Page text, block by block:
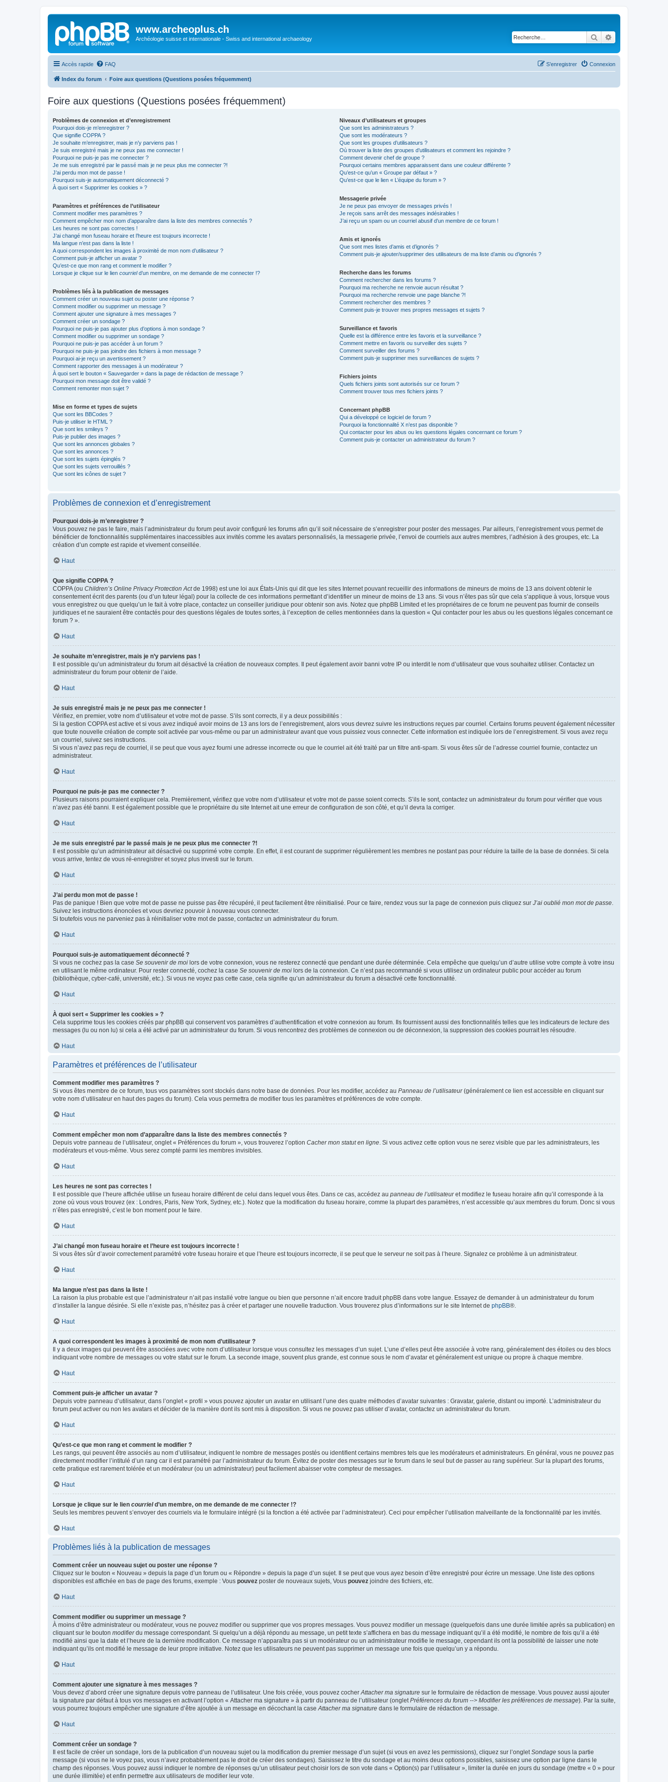
www.archeoplus.ch
Archéologie suisse et internationale - Swiss and international archaeology Rechercher
Accès rapide FAQ Connexion
S’enregistrer
Index du forum Foire aux questions (Questions posées fréquemment)
Foire aux questions (Questions posées fréquemment)
Problèmes de connexion et d’enregistrement
Pourquoi dois-je m’enregistrer ?
Que signifie COPPA ?
Je souhaite m’enregistrer, mais je n’y parviens pas !
Je suis enregistré mais je ne peux pas me connecter !
Pourquoi ne puis-je pas me connecter ?
Je me suis enregistré par le passé mais je ne peux plus me connecter ?!
J’ai perdu mon mot de passe !
Pourquoi suis-je automatiquement déconnecté ?
À quoi sert « Supprimer les cookies » ?
Paramètres et préférences de l’utilisateur
Comment modifier mes paramètres ?
Comment empêcher mon nom d’apparaître dans la liste des membres connectés ?
Les heures ne sont pas correctes !
J’ai changé mon fuseau horaire et l’heure est toujours incorrecte !
Ma langue n’est pas dans la liste !
A quoi correspondent les images à proximité de mon nom d’utilisateur ?
Comment puis-je afficher un avatar ?
Qu’est-ce que mon rang et comment le modifier ?
Lorsque je clique sur le lien courrield’un membre, on me demande de me connecter !?
Problèmes liés à la publication de messages
Comment créer un nouveau sujet ou poster une réponse ?
Comment modifier ou supprimer un message ?
Comment ajouter une signature à mes messages ?
Comment créer un sondage ?
Pourquoi ne puis-je pas ajouter plus d’options à mon sondage ?
Comment modifier ou supprimer un sondage ?
Pourquoi ne puis-je pas accéder à un forum ?
Pourquoi ne puis-je pas joindre des fichiers à mon message ?
Pourquoi ai-je reçu un avertissement ?
Comment rapporter des messages à un modérateur ?
À quoi sert le bouton « Sauvegarder » dans la page de rédaction de message ?
Pourquoi mon message doit être validé ?
Comment remonter mon sujet ?
Mise en forme et types de sujets
Que sont les BBCodes ?
Puis-je utiliser le HTML ?
Que sont les smileys ?
Puis-je publier des images ?
Que sont les annonces globales ?
Que sont les annonces ?
Que sont les sujets épinglés ?
Que sont les sujets verrouillés ?
Que sont les icônes de sujet ?
Niveaux d’utilisateurs et groupes
Que sont les administrateurs ?
Que sont les modérateurs ?
Que sont les groupes d’utilisateurs ?
Où trouver la liste des groupes d’utilisateurs et comment les rejoindre ?
Comment devenir chef de groupe ?
Pourquoi certains membres apparaissent dans une couleur différente ?
Qu’est-ce qu’un « Groupe par défaut » ?
Qu’est-ce que le lien « L’équipe du forum » ?
Messagerie privée
Je ne peux pas envoyer de messages privés !
Je reçois sans arrêt des messages indésirables !
J’ai reçu un spam ou un courriel abusif d’un membre de ce forum !
Amis et ignorés
Que sont mes listes d’amis et d’ignorés ?
Comment puis-je ajouter/supprimer des utilisateurs de ma liste d’amis ou d’ignorés ?
Recherche dans les forums
Comment rechercher dans les forums ?
Pourquoi ma recherche ne renvoie aucun résultat ?
Pourquoi ma recherche renvoie une page blanche ?!
Comment rechercher des membres ?
Comment puis-je trouver mes propres messages et sujets ?
Surveillance et favoris
Quelle est la différence entre les favoris et la surveillance ?
Comment mettre en favoris ou surveiller des sujets ?
Comment surveiller des forums ?
Comment puis-je supprimer mes surveillances de sujets ?
Fichiers joints
Quels fichiers joints sont autorisés sur ce forum ?
Comment trouver tous mes fichiers joints ?
Concernant phpBB
Qui a développé ce logiciel de forum ?
Pourquoi la fonctionnalité X n’est pas disponible ?
Qui contacter pour les abus ou les questions légales concernant ce forum ?
Comment puis-je contacter un administrateur du forum ?
Problèmes de connexion et d’enregistrement
Pourquoi dois-je m’enregistrer ?
Vous pouvez ne pas le faire, mais l’administrateur du forum peut avoir configuré les forums afin qu’il soit nécessaire de s’enregistrer pour poster des messages. Par ailleurs, l’enregistrement vous permet de
bénéficier de fonctionnalités supplémentaires inaccessibles aux invités comme les avatars personnalisés, la messagerie privée, l’envoi de courriels aux autres membres, l’adhésion à des groupes, etc. La
création d’un compte est rapide et vivement conseillée.
Haut
Que signifie COPPA ?
COPPA (ou Children’s Online Privacy Protection Actde 1998) est une loi aux États-Unis qui dit que les sites Internet pouvant recueillir des informations de mineurs de moins de 13 ans doivent obtenir le
consentement écrit des parents (ou d’un tuteur légal) pour la collecte de ces informations permettant d’identifier un mineur de moins de 13 ans. Si vous n’êtes pas sûr que cela s’applique à vous, lorsque vous
vous enregistrez ou que quelqu’un le fait à votre place, contactez un conseiller juridique pour obtenir son avis. Notez que phpBB Limited et les propriétaires de ce forum ne peuvent pas fournir de conseils
juridiques et ne sauraient être contactés pour des questions légales de toutes sortes, à l’exception de celles mentionnées dans la question « Qui contacter pour les abus ou les questions légales concernant ce
forum ? ».
Haut
Je souhaite m’enregistrer, mais je n’y parviens pas !
Il est possible qu’un administrateur du forum ait désactivé la création de nouveaux comptes. Il peut également avoir banni votre IP ou interdit le nom d’utilisateur que vous souhaitez utiliser. Contactez un
administrateur du forum pour obtenir de l’aide.
Haut
Je suis enregistré mais je ne peux pas me connecter !
Vérifiez, en premier, votre nom d’utilisateur et votre mot de passe. S’ils sont corrects, il y a deux possibilités :
Si la gestion COPPA est active et si vous avez indiqué avoir moins de 13 ans lors de l’enregistrement, alors vous devrez suivre les instructions reçues par courriel. Certains forums peuvent également nécessiter
que toute nouvelle création de compte soit activée par vous-même ou par un administrateur avant que vous puissiez vous connecter. Cette information est indiquée lors de l’enregistrement. Si vous avez reçu
un courriel, suivez ses instructions.
Si vous n’avez pas reçu de courriel, il se peut que vous ayez fourni une adresse incorrecte ou que le courriel ait été traité par un filtre anti-spam. Si vous êtes sûr de l’adresse courriel fournie, contactez un
administrateur.
Haut
Pourquoi ne puis-je pas me connecter ?
Plusieurs raisons pourraient expliquer cela. Premièrement, vérifiez que votre nom d’utilisateur et votre mot de passe soient corrects. S’ils le sont, contactez un administrateur du forum pour vérifier que vous
n’avez pas été banni. Il est également possible que le propriétaire du site Internet ait une erreur de configuration de son côté, et qu’il devra la corriger.
Haut
Je me suis enregistré par le passé mais je ne peux plus me connecter ?!
Il est possible qu’un administrateur ait désactivé ou supprimé votre compte. En effet, il est courant de supprimer régulièrement les membres ne postant pas pour réduire la taille de la base de données. Si cela
vous arrive, tentez de vous ré-enregistrer et soyez plus investi sur le forum.
Haut
J’ai perdu mon mot de passe !
Pas de panique ! Bien que votre mot de passe ne puisse pas être récupéré, il peut facilement être réinitialisé. Pour ce faire, rendez vous sur la page de connexion puis cliquez sur J’ai oublié mon mot de passe
Suivez les instructions énoncées et vous devriez pouvoir à nouveau vous connecter.
Si toutefois vous ne parveniez pas à réinitialiser votre mot de passe, contactez un administrateur du forum.
Haut
Pourquoi suis-je automatiquement déconnecté ?
Si vous ne cochez pas la case Se souvenir de moi lors de votre connexion, vous ne resterez connecté que pendant une durée déterminée. Cela empêche que quelqu’un d’autre utilise votre compte à votre insu
en utilisant le même ordinateur. Pour rester connecté, cochez la case Se souvenir de moi lors de la connexion. Ce n’est pas recommandé si vous utilisez un ordinateur public pour accéder au forum
(bibliothèque, cyber-café, université, etc.). Si vous ne voyez pas cette case, cela signifie qu’un administrateur du forum a désactivé cette fonctionnalité.
Haut
À quoi sert « Supprimer les cookies » ?
Cela supprime tous les cookies créés par phpBB qui conservent vos paramètres d’authentification et votre connexion au forum. Ils fournissent aussi des fonctionnalités telles que les indicateurs de lecture des
messages (lu ou non lu) si cela a été activé par un administrateur du forum. Si vous rencontrez des problèmes de connexion ou de déconnexion, la suppression des cookies pourrait les résoudre.
Haut
Paramètres et préférences de l’utilisateur
Comment modifier mes paramètres ?
Si vous êtes membre de ce forum, tous vos paramètres sont stockés dans notre base de données. Pour les modifier, accédez au Panneau de l’utilisateur(généralement ce lien est accessible en cliquant sur
votre nom d’utilisateur en haut des pages du forum). Cela vous permettra de modifier tous les paramètres et préférences de votre compte.
Haut
Comment empêcher mon nom d’apparaître dans la liste des membres connectés ?
Depuis votre panneau de l’utilisateur, onglet « Préférences du forum », vous trouverez l’option Cacher mon statut en ligne . Si vous activez cette option vous ne serez visible que par les administrateurs, les
modérateurs et vous-même. Vous serez compté parmi les membres invisibles.
Haut
Les heures ne sont pas correctes !
Il est possible que l’heure affichée utilise un fuseau horaire différent de celui dans lequel vous êtes. Dans ce cas, accédez au panneau de l’utilisateuret modifiez le fuseau horaire afin qu’il corresponde à la
zone où vous vous trouvez (ex : Londres, Paris, New York, Sydney, etc.). Notez que la modification du fuseau horaire, comme la plupart des paramètres, n’est accessible qu’aux membres du forum. Donc si vous
n’êtes pas enregistré, c’est le bon moment pour le faire.
Haut
J’ai changé mon fuseau horaire et l’heure est toujours incorrecte !
Si vous êtes sûr d’avoir correctement paramétré votre fuseau horaire et que l’heure est toujours incorrecte, il se peut que le serveur ne soit pas à l’heure. Signalez ce problème à un administrateur.
Haut
Ma langue n’est pas dans la liste !
La raison la plus probable est que l’administrateur n’ait pas installé votre langue ou bien que personne n’ait encore traduit phpBB dans votre langue. Essayez de demander à un administrateur du forum
d’installer la langue désirée. Si elle n’existe pas, n’hésitez pas à créer et partager une nouvelle traduction. Vous trouverez plus d’informations sur le site Internet de phpBB®.
Haut
A quoi correspondent les images à proximité de mon nom d’utilisateur ?
Il y a deux images qui peuvent être associées avec votre nom d’utilisateur lorsque vous consultez les messages d’un sujet. L’une d’elles peut être associée à votre rang, généralement des étoiles ou des blocs
indiquant votre nombre de messages ou votre statut sur le forum. La seconde image, souvent plus grande, est connue sous le nom d’avatar et généralement est unique ou propre à chaque membre.
Haut
Comment puis-je afficher un avatar ?
Depuis votre panneau d’utilisateur, dans l’onglet « profil » vous pouvez ajouter un avatar en utilisant l’une des quatre méthodes d’avatar suivantes : Gravatar, galerie, distant ou importé. L’administrateur du
forum peut activer ou non les avatars et décider de la manière dont ils sont mis à disposition. Si vous ne pouvez pas utiliser d’avatar, contactez un administrateur du forum.
Haut
Qu’est-ce que mon rang et comment le modifier ?
Les rangs, qui peuvent être associés au nom d’utilisateur, indiquent le nombre de messages postés ou identifient certains membres tels que les modérateurs et administrateurs. En général, vous ne pouvez pas
directement modifier l’intitulé d’un rang car il est paramétré par l’administrateur du forum. Évitez de poster des messages sur le forum dans le seul but de passer au rang supérieur. Sur la plupart des forums,
cette pratique est rarement tolérée et un modérateur (ou un administrateur) peut facilement abaisser votre compteur de messages.
Haut
Lorsque je clique sur le lien courrield’un membre, on me demande de me connecter !?
Seuls les membres peuvent s’envoyer des courriels via le formulaire intégré (si la fonction a été activée par l’administrateur). Ceci pour empêcher l’utilisation malveillante de la fonctionnalité par les invités.
Haut
Problèmes liés à la publication de messages
Comment créer un nouveau sujet ou poster une réponse ?
Cliquez sur le bouton « Nouveau » depuis la page d’un forum ou « Répondre » depuis la page d’un sujet. Il se peut que vous ayez besoin d’être enregistré pour écrire un message. Une liste des options
disponibles est affichée en bas de page des forums, exemple : Vous pouvez poster de nouveaux sujets, Vous pouvez joindre des fichiers, etc.
Haut
Comment modifier ou supprimer un message ?
À moins d’être administrateur ou modérateur, vous ne pouvez modifier ou supprimer que vos propres messages. Vous pouvez modifier un message (quelquefois dans une durée limitée après sa publication) en
cliquant sur le bouton modifierdu message correspondant. Si quelqu’un a déjà répondu au message, un petit texte s’affichera en bas du message indiquant qu’il a été modifié, le nombre de fois qu’il a été
modifié ainsi que la date et l’heure de la dernière modification. Ce message n’apparaîtra pas si un modérateur ou un administrateur modifie le message, cependant ils ont la possibilité de laisser une note
indiquant qu’ils ont modifié le message de leur propre initiative. Notez que les utilisateurs ne peuvent pas supprimer un message une fois que quelqu’un y a répondu.
Haut
Comment ajouter une signature à mes messages ?
Vous devez d’abord créer une signature depuis votre panneau de l’utilisateur. Une fois créée, vous pouvez cocher Attacher ma signature sur le formulaire de rédaction de message. Vous pouvez aussi ajouter
la signature par défaut à tous vos messages en activant l’option « Attacher ma signature » à partir du panneau de l’utilisateur (onglet Préférences du forum --> Modifier les préférences de message). Par la suite,
vous pourrez toujours empêcher une signature d’être ajoutée à un message en décochant la case Attacher ma signature dans le formulaire de rédaction de message.
Haut
Comment créer un sondage ?
Il est facile de créer un sondage, lors de la publication d’un nouveau sujet ou la modification du premier message d’un sujet (si vous en avez les permissions), cliquez sur l’onglet Sondage sous la partie
message (si vous ne le voyez pas, vous n’avez probablement pas le droit de créer des sondages). Saisissez le titre du sondage et au moins deux options possibles, saisissez une option par ligne dans le
champ des réponses. Vous pouvez aussi indiquer le nombre de réponses qu’un utilisateur peut choisir lors de son vote dans « Option(s) par l’utilisateur », limiter la durée en jours du sondage (mettre « 0 » pour
une durée illimitée) et enfin permettre aux utilisateurs de modifier leur vote.